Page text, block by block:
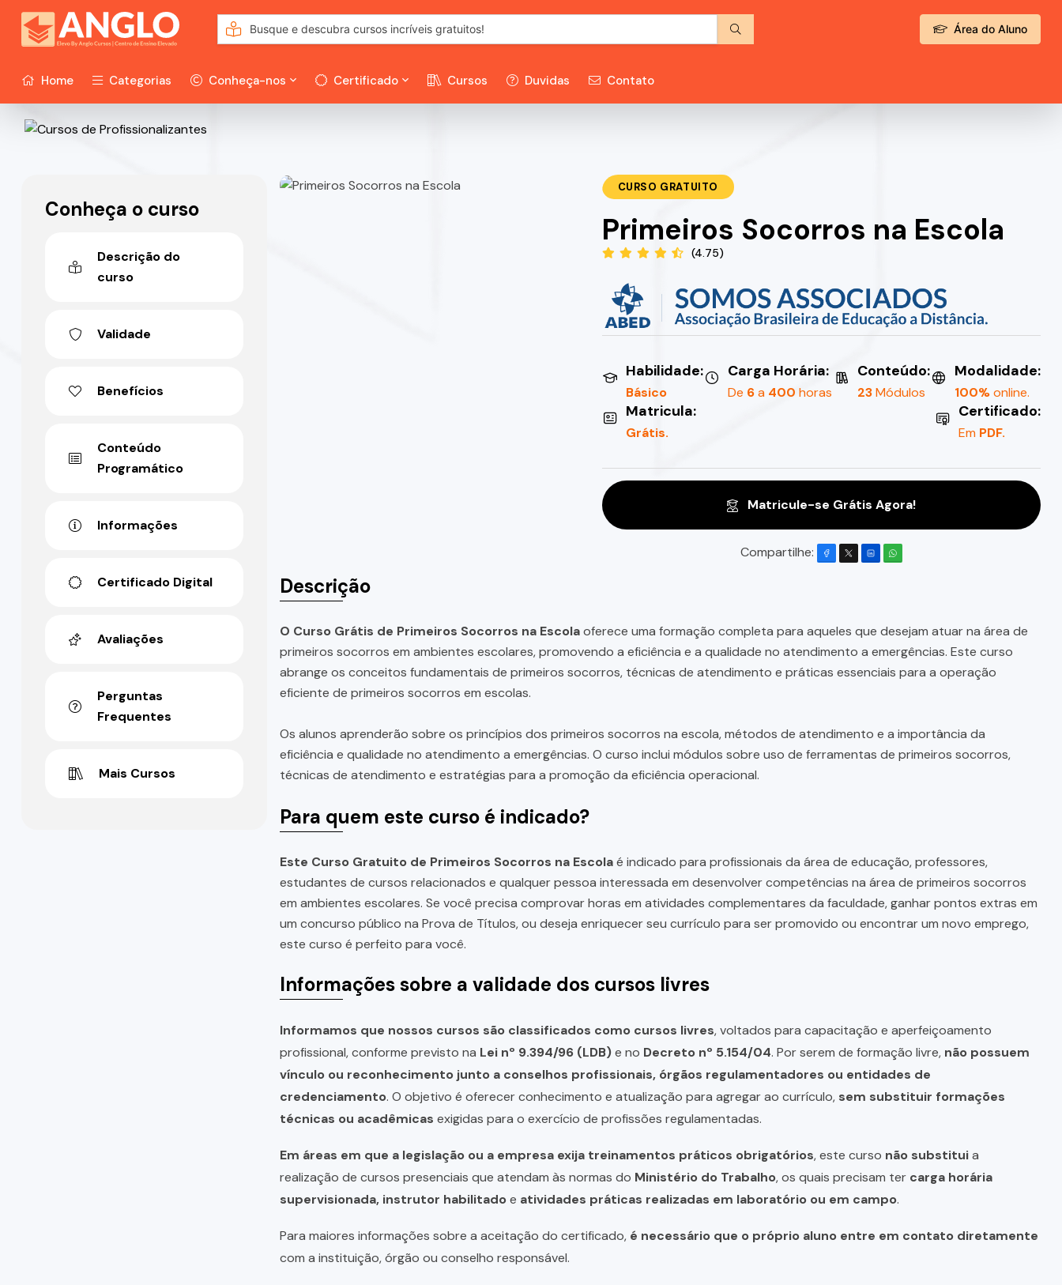
Área do Aluno
Home Categorias Conheça-nos Certificado Cursos Duvidas Contato
CURSO GRATUITO
Primeiros Socorros na Escola
(4.75)
Habilidade:
Básico
Carga Horária:
De 6a 400 horas
Conteúdo:
23Módulos
Modalidade:
100%online.
Matricula:
Grátis.
Certificado:
Em PDF.
Matricule-se Grátis Agora!
Compartilhe:
Descrição
O Curso Grátis de Primeiros Socorros na Escolaoferece uma formação completa para aqueles que desejam atuar na área de
primeiros socorros em ambientes escolares, promovendo a eficiência e a qualidade no atendimento a emergências. Este curso
abrange os conceitos fundamentais de primeiros socorros, técnicas de atendimento e práticas essenciais para a operação
eficiente de primeiros socorros em escolas.
Os alunos aprenderão sobre os princípios dos primeiros socorros na escola, métodos de atendimento e a importância da
eficiência e qualidade no atendimento a emergências. O curso inclui módulos sobre uso de ferramentas de primeiros socorros,
técnicas de atendimento e estratégias para a promoção da eficiência operacional.
Para quem este curso é indicado?
Este Curso Gratuito de Primeiros Socorros na Escolaé indicado para profissionais da área de educação, professores,
estudantes de cursos relacionados e qualquer pessoa interessada em desenvolver competências na área de primeiros socorros
em ambientes escolares. Se você precisa comprovar horas em atividades complementares da faculdade, ganhar pontos extras em
um concurso público na Prova de Títulos, ou deseja enriquecer seu currículo para ser promovido ou encontrar um novo emprego,
este curso é perfeito para você.
Informações sobre a validade dos cursos livres
Informamos que nossos cursos são classificados como cursos livres, voltados para capacitação e aperfeiçoamento
profissional, conforme previsto na Lei nº 9.394/96 (LDB)e no Decreto nº 5.154/04. Por serem de formação livre, não possuem
vínculo ou reconhecimento junto a conselhos profissionais, órgãos regulamentadores ou entidades de
credenciamento. O objetivo é oferecer conhecimento e atualização para agregar ao currículo, sem substituir formações
técnicas ou acadêmicas exigidas para o exercício de profissões regulamentadas.
Em áreas em que a legislação ou a empresa exija treinamentos práticos obrigatórios, este curso não substituia
realização de cursos presenciais que atendam às normas do Ministério do Trabalho, os quais precisam ter carga horária
supervisionada, instrutor habilitadoe atividades práticas realizadas em laboratório ou em campo.
Para maiores informações sobre a aceitação do certificado, é necessário que o próprio aluno entre em contato diretamente
com a instituição, órgão ou conselho responsável.
Conheça o curso
Descrição do
curso
Validade
Benefícios
Conteúdo
Programático
Informações
Certificado Digital
Avaliações
Perguntas
Frequentes
Mais Cursos